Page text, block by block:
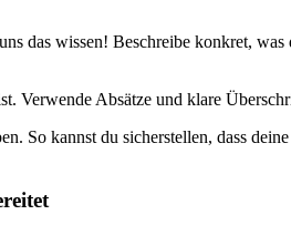
das wissen! Beschreibe konkret,
Verwende Absätze und klare
So kannst du sicherstellen, dass